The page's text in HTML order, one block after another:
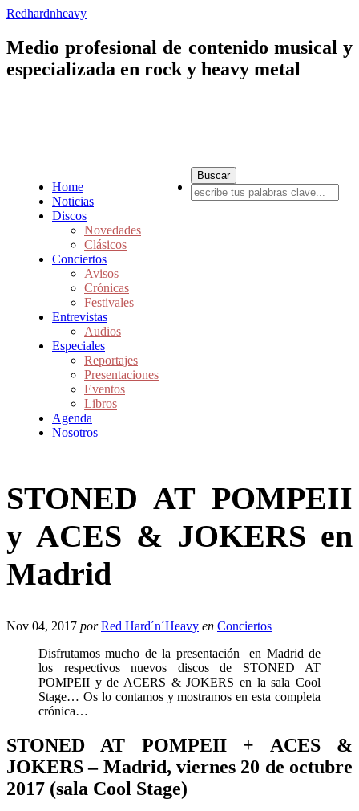
Redhardnheavy
Medio profesional de contenido musical y
especializada en rock y heavy metal
Home
Noticias
Discos
Novedades
Clásicos
Conciertos
Avisos
Crónicas
Festivales
Entrevistas
Audios
Especiales
Reportajes
Presentaciones
Eventos
Libros
Agenda
Nosotros
STONED AT POMPEII
y ACES & JOKERS en
Madrid
Nov 04, 2017 por Red Hard´n´Heavy en Conciertos
Disfrutamos mucho de la presentación en Madrid de
los respectivos nuevos discos de STONED AT
POMPEII y de ACERS & JOKERS en la sala Cool
Stage… Os lo contamos y mostramos en esta completa
crónica…
STONED AT POMPEII + ACES &
JOKERS – Madrid, viernes 20 de octubre
2017 (sala Cool Stage)